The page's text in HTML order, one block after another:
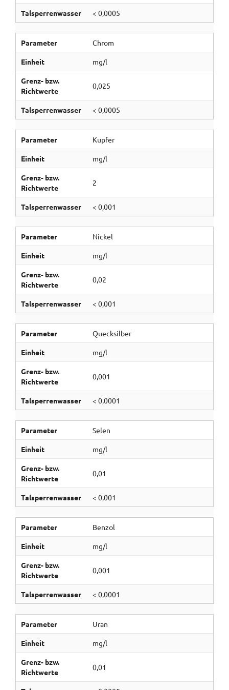
Talsperrenwasser < 0,0005
Parameter Chrom
Einheit mg/l
Grenz- bzw.
Richtwerte
0,025
Talsperrenwasser < 0,0005
Parameter Kupfer
Einheit mg/l
Grenz- bzw.
Richtwerte
2
Talsperrenwasser < 0,001
Parameter Nickel
Einheit mg/l
Grenz- bzw.
Richtwerte
0,02
Talsperrenwasser < 0,001
Parameter Quecksilber
Einheit mg/l
Grenz- bzw.
Richtwerte
0,001
Talsperrenwasser < 0,0001
Parameter Selen
Einheit mg/l
Grenz- bzw.
Richtwerte
0,01
Talsperrenwasser < 0,001
Parameter Benzol
Einheit mg/l
Grenz- bzw.
Richtwerte
0,001
Talsperrenwasser < 0,0001
Parameter Uran
Einheit mg/l
Grenz- bzw.
Richtwerte
0,01